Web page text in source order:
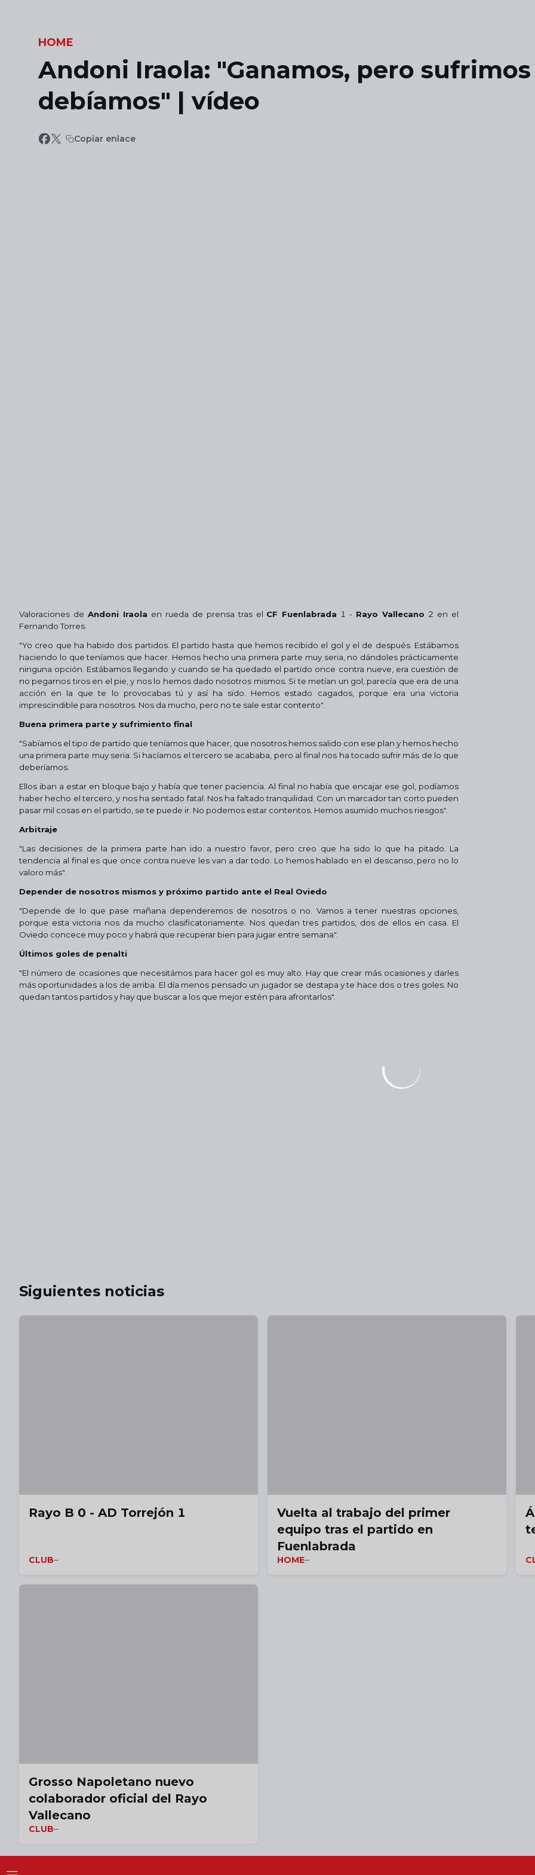
HOME
Andoni Iraola: "Ganamos, pero
debíamos" | vídeo
Copiar enlace
Valoraciones de Andoni Iraola en rueda de prensa tras el CF Fuenlabrada 1 - Rayo Vallecano 2 en el
Fernando Torres.
"Yo creo que ha habido dos partidos. El partido hasta que hemos recibido el gol y el de después. Estábamos
haciendo lo que teníamos que hacer. Hemos hecho una primera parte muy seria, no dándoles prácticamente
ninguna opción. Estábamos llegando y cuando se ha quedado el partido once contra nueve, era cuestión de
no pegarnos tiros en el pie, y nos lo hemos dado nosotros mismos. Si te metían un gol, parecía que era de una
acción en la que te lo provocabas tú y así ha sido. Hemos estado cagados, porque era una victoria
imprescindible para nosotros. Nos da mucho, pero no te sale estar contento".
Buena primera parte y sufrimiento final
"Sabíamos el tipo de partido que teníamos que hacer, que nosotros hemos salido con ese plan y hemos hecho
una primera parte muy seria. Si hacíamos el tercero se acababa, pero al final nos ha tocado sufrir más de lo que
deberíamos.
Ellos iban a estar en bloque bajo y había que tener paciencia. Al final no había que encajar ese gol, podíamos
haber hecho el tercero, y nos ha sentado fatal. Nos ha faltado tranquilidad. Con un marcador tan corto pueden
pasar mil cosas en el partido, se te puede ir. No podemos estar contentos. Hemos asumido muchos riesgos".
Arbitraje
"Las decisiones de la primera parte han ido a nuestro favor, pero creo que ha sido lo que ha pitado. La
tendencia al final es que once contra nueve les van a dar todo. Lo hemos hablado en el descanso, pero no lo
valoro más".
Depender de nosotros mismos y próximo partido ante el Real Oviedo
"Depende de lo que pase mañana dependeremos de nosotros o no. Vamos a tener nuestras opciones,
porque esta victoria nos da mucho clasificatoriamente. Nos quedan tres partidos, dos de ellos en casa. El
Oviedo concece muy poco y habrá que recuperar bien para jugar entre semana".
Últimos goles de penalti
"El número de ocasiones que necesitámos para hacer gol es muy alto. Hay que crear más ocasiones y darles
más oportunidades a los de arriba. El día menos pensado un jugador se destapa y te hace dos o tres goles. No
quedan tantos partidos y hay que buscar a los que mejor estén para afrontarlos".
Siguientes noticias
Rayo B 0 - AD Torrejón 1
CLUB
Vuelta al trabajo del primer
equipo tras el partido en
Fuenlabrada
HOME
Grosso Napoletano nuevo
colaborador oficial del Rayo
Vallecano
CLUB